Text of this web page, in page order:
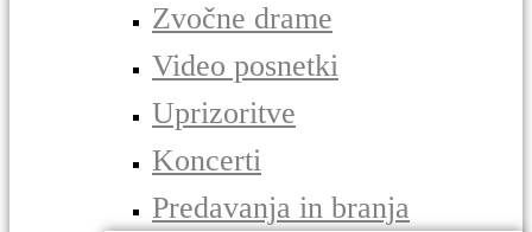
Zvočne drame
Video posnetki
Uprizoritve
Koncerti
Predavanja in branja